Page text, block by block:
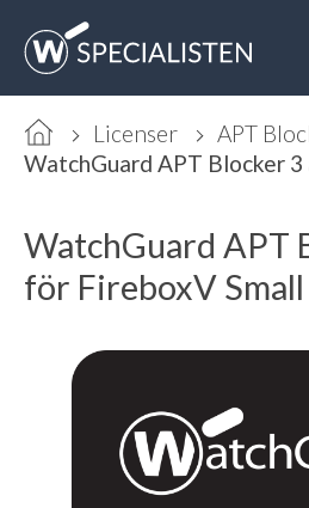
Licenser
APT
WatchGuard APT
för FireboxV Small